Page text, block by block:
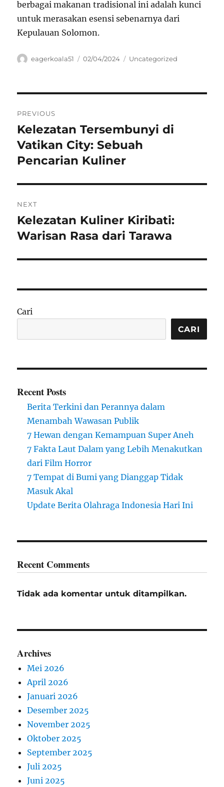
berbagai makanan tradisional ini adalah kunci
untuk merasakan esensi sebenarnya dari
Kepulauan Solomon.
Author
eagerkoala51
Posted
02/04/2024 Categories
Uncategorized
pos
PREVIOUS
Previous
post:
Kelezatan Tersembunyi di
Vatikan City: Sebuah
Pencarian Kuliner
NEXT
Next
post:
Kelezatan Kuliner Kiribati:
Warisan Rasa dari Tarawa
Cari
CARI
Recent Posts
Berita Terkini dan Perannya dalam
Menambah Wawasan Publik
7 Hewan dengan Kemampuan Super Aneh
7 Fakta Laut Dalam yang Lebih Menakutkan
dari Film Horror
7 Tempat di Bumi yang Dianggap Tidak
Masuk Akal
Update Berita Olahraga Indonesia Hari Ini
Recent Comments
Tidak ada komentar untuk ditampilkan.
Archives
Mei 2026
April 2026
Januari 2026
Desember 2025
November 2025
Oktober 2025
September 2025
Juli 2025
Juni 2025